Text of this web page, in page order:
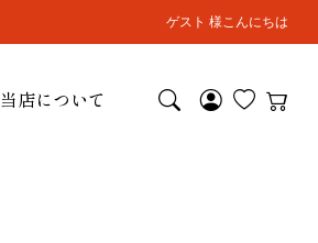
ゲスト 様こんにちは
当店について